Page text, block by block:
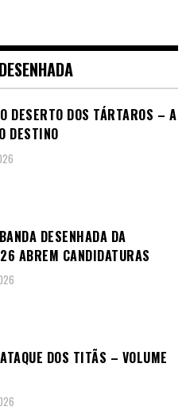
DESERTO DOS TÁRTAROS – A
DESTINO
DESENHADA DA
ABREM CANDIDATURAS
DOS TITÃS – VOLUME